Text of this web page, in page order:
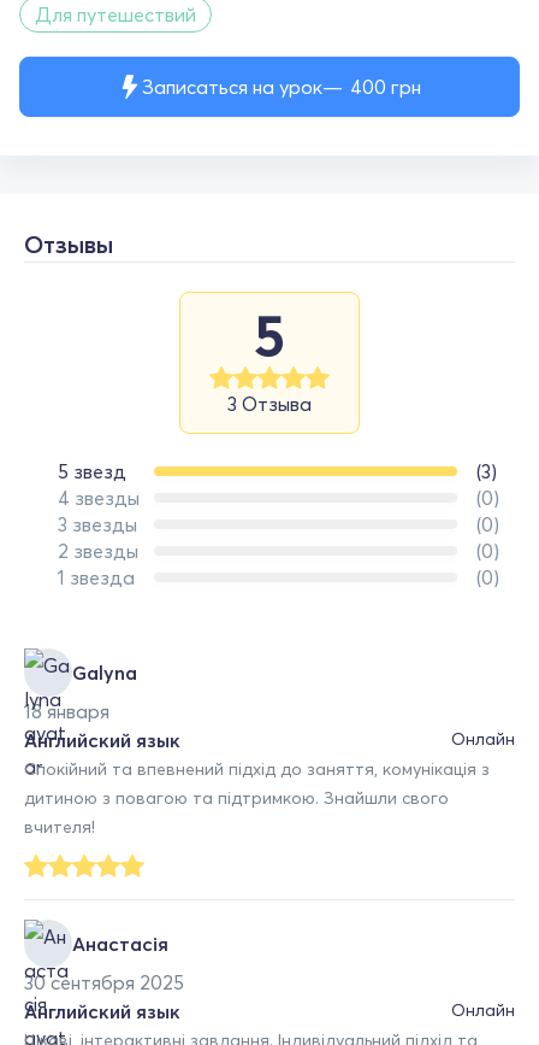
Записаться на урок 400 грн
Для путешествий
Отзывы
5
3 Отзыва
5 звезд
(3)
4 звезды
(0)
3 звезды
(0)
2 звезды
(0)
1 звезда
(0)
Galyna
18 января
Онлайн
Английский язык
Спокійний та впевнений підхід до заняття, комунікація з
дитиною з повагою та підтримкою. Знайшли свого
вчителя!
Анастасія
30 сентября 2025
Онлайн
Английский язык
Цікаві, інтерактивні завдання. Індивідуальний підхід та